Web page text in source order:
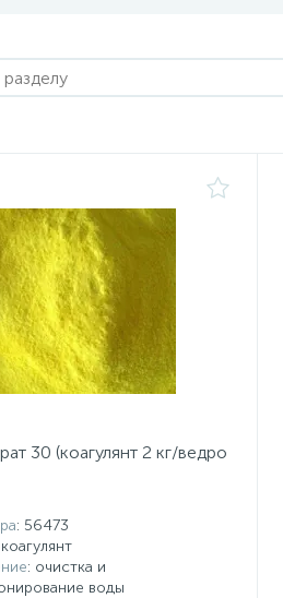
30 (коагулянт 2 кг/ведро
: 56473
: очистка и
воды